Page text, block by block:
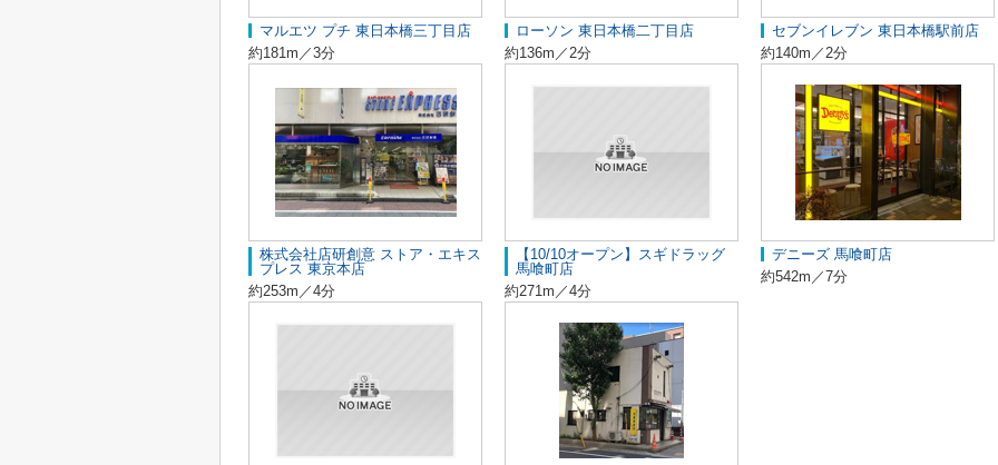
マルエツ プチ 東日本橋三丁目店
約181m／3分
ローソン 東日本橋二丁目店
約136m／2分
セブンイレブン 東日本橋駅前店
約140m／2分
株式会社店研創意 ストア・エキス
プレス 東京本店
約253m／4分
【10/10オープン】スギドラッグ
馬喰町店
約271m／4分
デニーズ 馬喰町店
約542m／7分